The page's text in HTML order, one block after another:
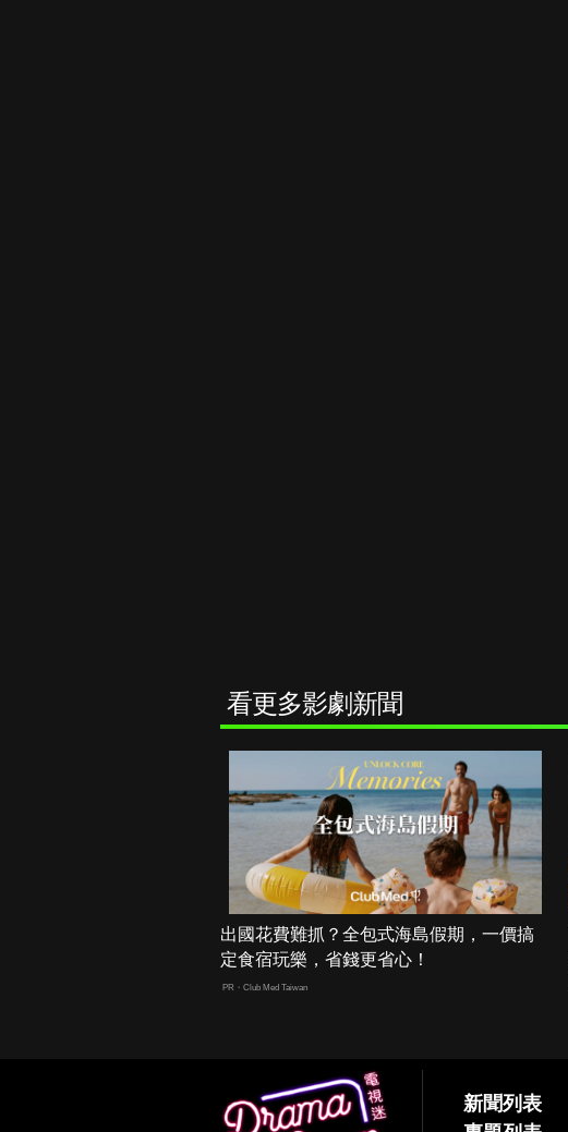
看更多影劇新聞
出國花費難抓？全包式海島假期，一價搞
定食宿玩樂，省錢更省心！
PR・Club Med Taiwan
新聞列表